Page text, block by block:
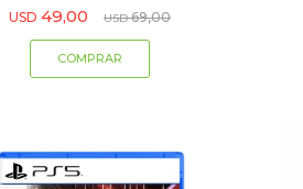
USD 49,00 USD 69,00